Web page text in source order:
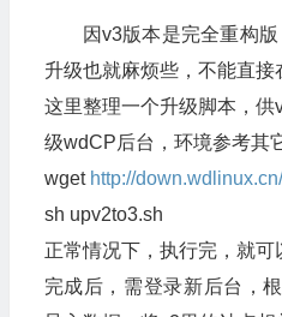
因v3版本是完全重构
升级也就麻烦些，不能直接
这里整理一个升级脚本，
级wdCP后台，环境参考其
wget http://
sh upv2to3.sh
正常情况下，执行完，就可
完成后，需登录新后台，